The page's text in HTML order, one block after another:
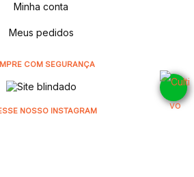
Minha conta
Meus pedidos
COM SEGURANÇA
NOSSO INSTAGRAM